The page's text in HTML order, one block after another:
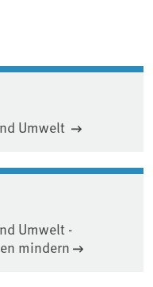
Umwelt
Umwelt -
mindern